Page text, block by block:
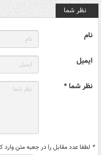
نظر شما
نام
ایمیل
نظر شما *
* لطفا عدد مقابل را در جعبه متن وارد